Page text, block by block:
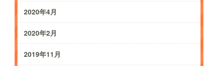
2020年4月
2020年2月
2019年11月